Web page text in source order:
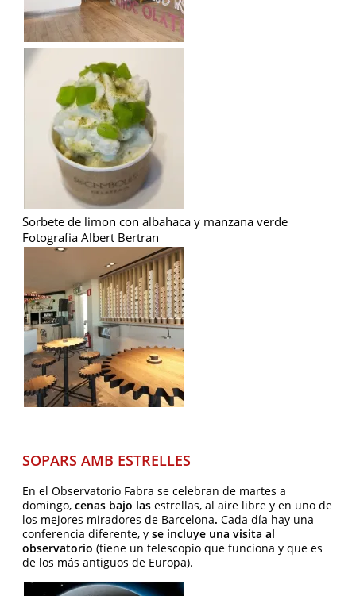
Sorbete de limon con albahaca y manzana verde
Fotografia Albert Bertran
SOPARS AMB ESTRELLES
En el Observatorio Fabra se celebran de martes a
domingo, cenas bajo las estrellas, al aire libre y en uno de
los mejores miradores de Barcelona. Cada día hay una
conferencia diferente, y se incluye una visita al
observatorio (tiene un telescopio que funciona y que es
de los más antiguos de Europa).